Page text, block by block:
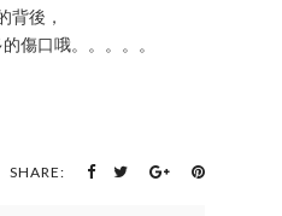
背後，
傷口哦。。。。。
SHARE: